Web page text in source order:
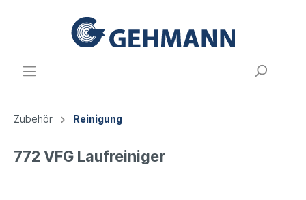
Zubehör Reinigung
772 VFG Laufreiniger